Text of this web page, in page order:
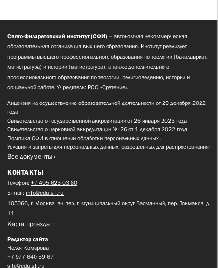
Свято-Филаретовский институт (СФИ) — автономная некоммерческая
образовательная организация высшего образования. Институт реализует
программы высшего профессионального образования по теологии (бакалавриат,
магистратура) и истории (магистратура), а также дополнительного
профессионального образования по теологии, религиоведению, истории и
социальной работе. Учредитель: РОО «Сретение».
Лицензия на осуществление образовательной деятельности от 29 декабря 2022
года
Свидетельство о государственной аккредитации от 26 января 2023 года
Свидетельство о церковной аккредитации № 26 от 1 декабря 2022 года
Политика СФИ в отношении обработки персональных данных
Условия и запреты для персональных данных, разрешенных для распространения
Все документы
КОНТАКТЫ
Телефон: +7 495 623 03 80
E-mail: info@edu.sfi.ru
105066, г. Москва, вн. тер. г. муниципальный округ Басманный, пер. Токмаков, д.
11
Карта проезда
Редактор сайта
Нелля Комарова
+7 977 640 59 67
site@edu.sfi.ru